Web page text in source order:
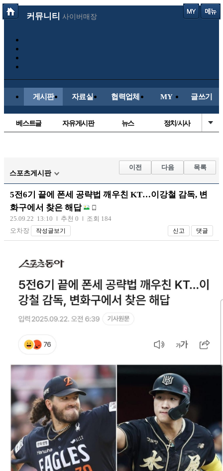
커뮤니티 사이버매장
게시판 자료실 협력업체 MY 글쓰기
베스트글 자유게시판 뉴스 정치/시사
해외축구
국내축구
스포츠게시판
이전 다음 목록
5전6기 끝에 폰세 공략법 깨우친 KT…이강철 감독, 변
화구에서 찾은 해답
25.09.22 13:10 추천 0
조회 184
오차장
작성글보기 신고 댓글